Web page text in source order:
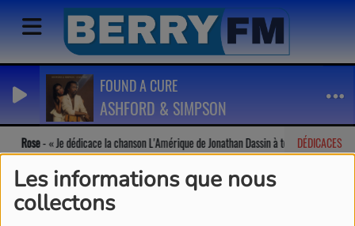
Les informations que nous
collectons
FOUND A CURE
ASHFORD & SIMPSON
DÉDICACES
Rose- Je dédicace la chanson L'Amérique de Jonathan Dassin à tous!!